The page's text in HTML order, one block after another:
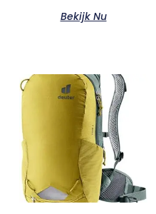
Bekijk Nu